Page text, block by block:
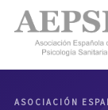
ASOCIACIÓN